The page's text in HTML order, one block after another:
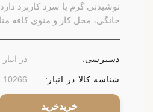
نوشیدنی گرم یا سرد کاربرد دارد
خانگی، محل کار و منوی کافه
دسترسی: در انبار
شناسه کالا در انبار: 10266
خرید